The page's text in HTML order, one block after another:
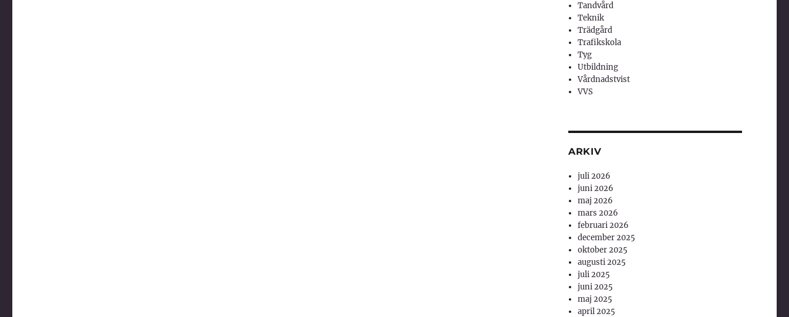
Tandvård
Teknik
Trädgård
Trafikskola
Tyg
Utbildning
Vårdnadstvist
VVS
ARKIV
juli 2026
juni 2026
maj 2026
mars 2026
februari 2026
december 2025
oktober 2025
augusti 2025
juli 2025
juni 2025
maj 2025
april 2025